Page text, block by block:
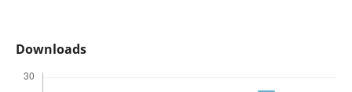
Downloads